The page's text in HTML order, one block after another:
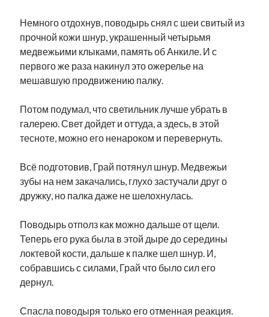
Немного отдохнув, поводырь снял с шеи свитый из
прочной кожи шнур, украшенный четырьмя
медвежьими клыками, память об Анкиле. И с
первого же раза накинул это ожерелье на
мешавшую продвижению палку.
Потом подумал, что светильник лучше убрать в
галерею. Свет дойдет и оттуда, а здесь, в этой
тесноте, можно его ненароком и перевернуть.
Всё подготовив, Грай потянул шнур. Медвежьи
зубы на нем закачались, глухо застучали друг о
дружку, но палка даже не шелохнулась.
Поводырь отполз как можно дальше от щели.
Теперь его рука была в этой дыре до середины
локтевой кости, дальше к палке шел шнур. И,
собравшись с силами, Грай что было сил его
дернул.
Спасла поводыря только его отменная реакция.